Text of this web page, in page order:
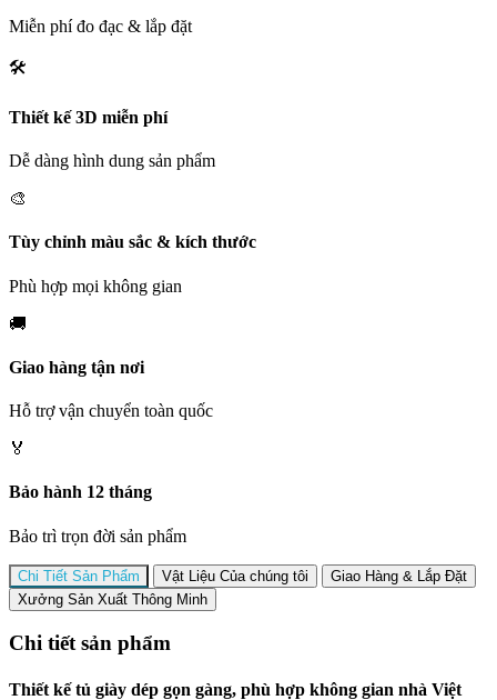
Miễn phí đo đạc & lắp đặt
🛠️
Thiết kế 3D miễn phí
Dễ dàng hình dung sản phẩm
🎨
Tùy chỉnh màu sắc & kích thước
Phù hợp mọi không gian
🚚
Giao hàng tận nơi
Hỗ trợ vận chuyển toàn quốc
🏅
Bảo hành 12 tháng
Bảo trì trọn đời sản phẩm
Chi Tiết Sản Phẩm Vật Liệu Của chúng tôi
Giao Hàng & Lắp Đặt
Xưởng Sản Xuất Thông Minh
Chi tiết sản phẩm
Thiết kế tủ giày dép gọn gàng, phù hợp không gian nhà Việt